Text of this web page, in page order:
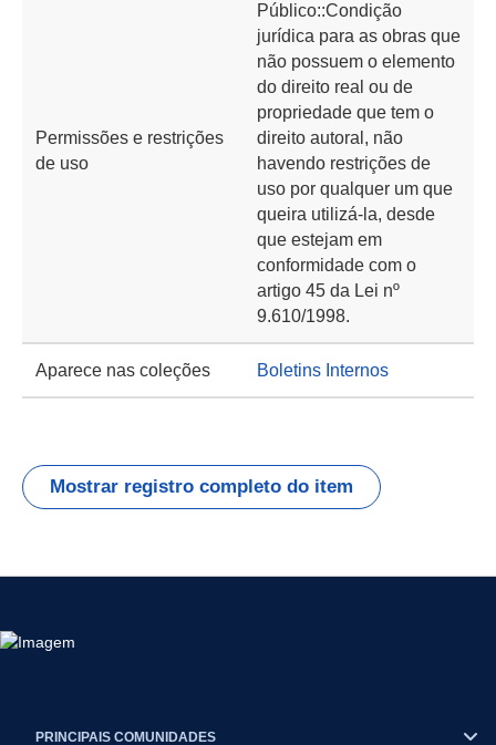
Permissões e restrições
de uso
Público::Condição
jurídica para as obras que
não possuem o elemento
do direito real ou de
propriedade que tem o
direito autoral, não
havendo restrições de
uso por qualquer um que
queira utilizá-la, desde
que estejam em
conformidade com o
artigo 45 da Lei nº
9.610/1998.
Aparece nas coleções Boletins Internos
Mostrar registro completo do item
PRINCIPAIS COMUNIDADES